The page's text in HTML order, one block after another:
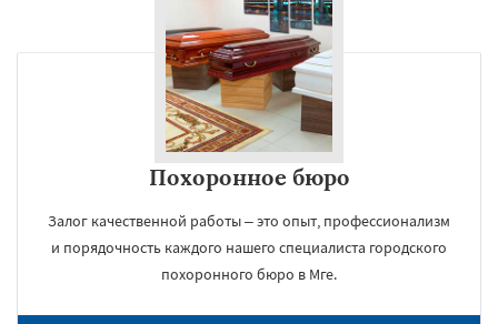
Похоронное бюро
Залог качественной работы – это опыт, профессионализм
и порядочность каждого нашего специалиста городского
похоронного бюро в Мге.